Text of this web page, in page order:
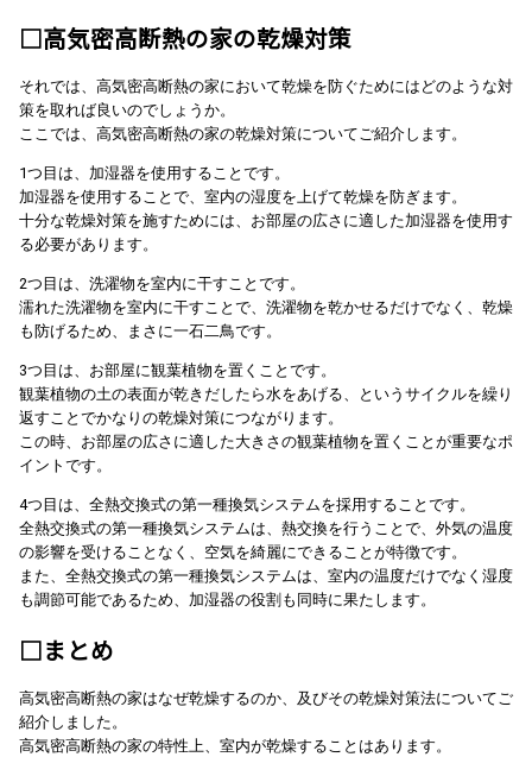
□高気密高断熱の家の乾燥対策
それでは、高気密高断熱の家において乾燥を防ぐためにはどのような対
策を取れば良いのでしょうか。
ここでは、高気密高断熱の家の乾燥対策についてご紹介します。
1つ目は、加湿器を使用することです。
加湿器を使用することで、室内の湿度を上げて乾燥を防ぎます。
十分な乾燥対策を施すためには、お部屋の広さに適した加湿器を使用す
る必要があります。
2つ目は、洗濯物を室内に干すことです。
濡れた洗濯物を室内に干すことで、洗濯物を乾かせるだけでなく、乾燥
も防げるため、まさに一石二鳥です。
3つ目は、お部屋に観葉植物を置くことです。
観葉植物の土の表面が乾きだしたら水をあげる、というサイクルを繰り
返すことでかなりの乾燥対策につながります。
この時、お部屋の広さに適した大きさの観葉植物を置くことが重要なポ
イントです。
4つ目は、全熱交換式の第一種換気システムを採用することです。
全熱交換式の第一種換気システムは、熱交換を行うことで、外気の温度
の影響を受けることなく、空気を綺麗にできることが特徴です。
また、全熱交換式の第一種換気システムは、室内の温度だけでなく湿度
も調節可能であるため、加湿器の役割も同時に果たします。
□まとめ
高気密高断熱の家はなぜ乾燥するのか、及びその乾燥対策法についてご
紹介しました。
高気密高断熱の家の特性上、室内が乾燥することはあります。